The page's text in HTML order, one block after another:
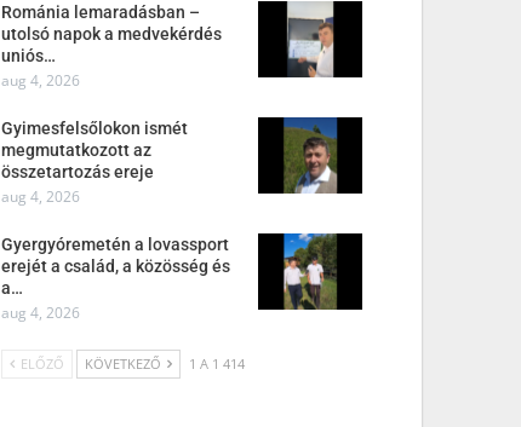
Románia lemaradásban –
utolsó napok a medvekérdés
uniós…
aug 4, 2026
Gyimesfelsőlokon ismét
megmutatkozott az
összetartozás ereje
aug 4, 2026
Gyergyóremetén a lovassport
erejét a család, a közösség és
a…
aug 4, 2026
ELŐZŐ KÖVETKEZŐ 1 A 1 414